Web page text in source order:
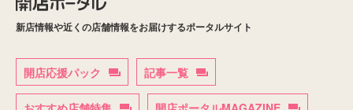
新店情報や近くの店舗情報をお届けするポータルサイト
開店応援パック 記事一覧